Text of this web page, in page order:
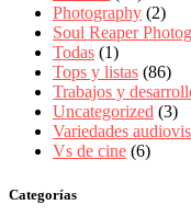
Photography (2)
Soul Reaper
Todas (1)
Tops y listas (86)
Trabajos y
Uncategorized (3)
Variedades
Vs de cine (6)
Categorías